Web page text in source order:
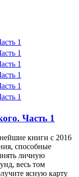
Часть 1
книги с 2016
способные
личную
весь том
ясную карту